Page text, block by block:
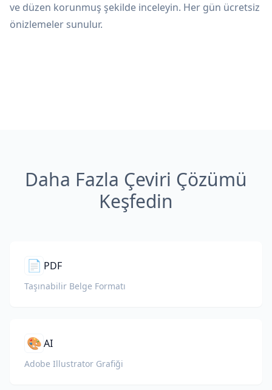
ve düzen korunmuş şekilde inceleyin. Her gün ücretsiz
önizlemeler sunulur.
Daha Fazla Çeviri Çözümü
Keşfedin
📄 PDF
Taşınabilir Belge Formatı
🎨AI
Adobe Illustrator Grafiği